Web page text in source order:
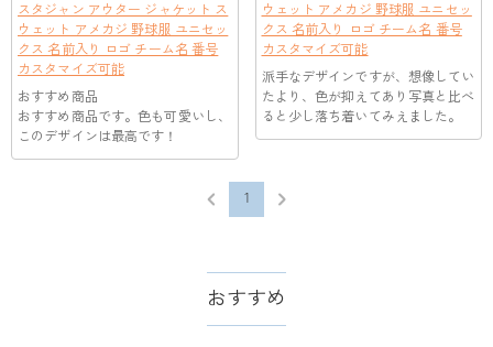
スタジャン アウター ジャケット ス
ウェット アメカジ 野球服 ユニセッ
クス 名前入り ロゴ チーム名 番号
カスタマイズ可能
おすすめ商品
おすすめ商品です。色も可愛いし、
このデザインは最高です！
ウェット アメカジ 野球服 ユニセッ
クス 名前入り ロゴ チーム名 番号
カスタマイズ可能
派手なデザインですが、想像してい
たより、色が抑えてあり写真と比べ
ると少し落ち着いてみえました。
1
まずお気に入りのデザインを選んで、ページに表示した項目や
選択しを選んでから、カートに追加してご注文手続きをお願い
いたします。
服の印刷に色違いが出ることがありますか？
はい。ご覧になる環境（PCのモニタやスマホの画面）、商品撮
影時の照明等によりイメージ画像が実際の商品と色味が異なる
場合がございます。
どうやって自分に合うサイズを選びますか？
まずお気に入りのデザインを選んで、商品ページの画像にサイ
ズ表を参考して、自分に合うサイズをお選びください。測定方
法が異なるため、サイズに1〜2cm程度の誤差がある場合がござ
配送＆返品について
送料は配送方法によって異なります。通常配送は送料が2,520
認してから制作となります。大量生産品ではなく、一つ一つ手
でお作りしており、予定作業時間は商品ページに記載しており
ます。 そしてご購入の際にお選び頂いた「配送方法」の選択
返品・交換はできますか？
お客様が商品受け取り後、60日以内の未使用品の返品は可能で
おすすめ